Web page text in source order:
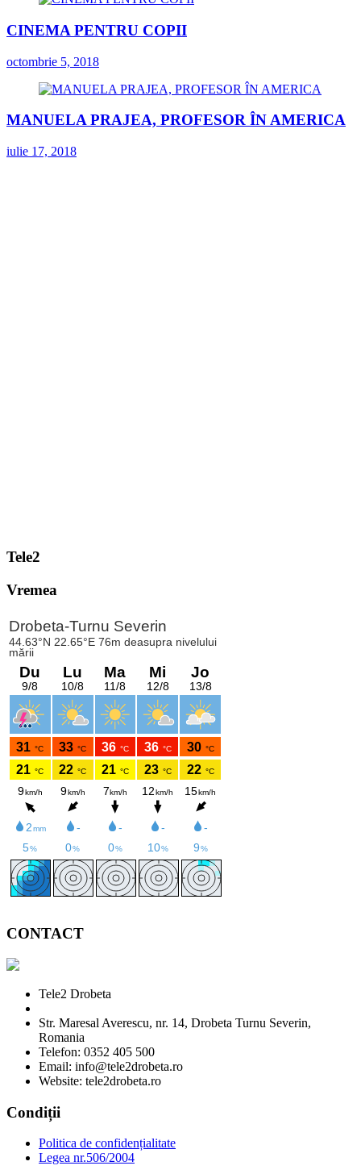
CINEMA PENTRU COPII
octombrie 5, 2018
MANUELA PRAJEA, PROFESOR ÎN AMERICA
iulie 17, 2018
Tele2
Vremea
CONTACT
Tele2 Drobeta
Str. Maresal Averescu, nr. 14, Drobeta Turnu Severin,
Romania
Telefon: 0352 405 500
Email: info@tele2drobeta.ro
Website: tele2drobeta.ro
Condiții
Politica de confidențialitate
Legea nr.506/2004